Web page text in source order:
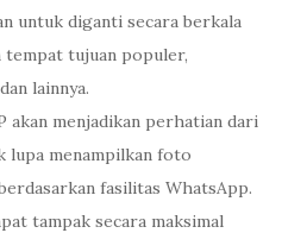
untuk diganti secara berkala
tempat tujuan populer,
lainnya.
akan menjadikan perhatian dari
lupa menampilkan foto
fasilitas WhatsApp.
tampak secara maksimal